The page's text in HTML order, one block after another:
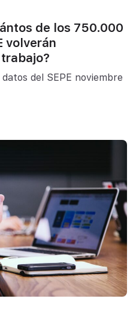
de los 750.000
volverán
del SEPE noviembre